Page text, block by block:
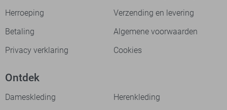
Herroeping
Verzending en levering
Betaling
Algemene voorwaarden
Privacy verklaring
Cookies
Ontdek
Dameskleding
Herenkleding